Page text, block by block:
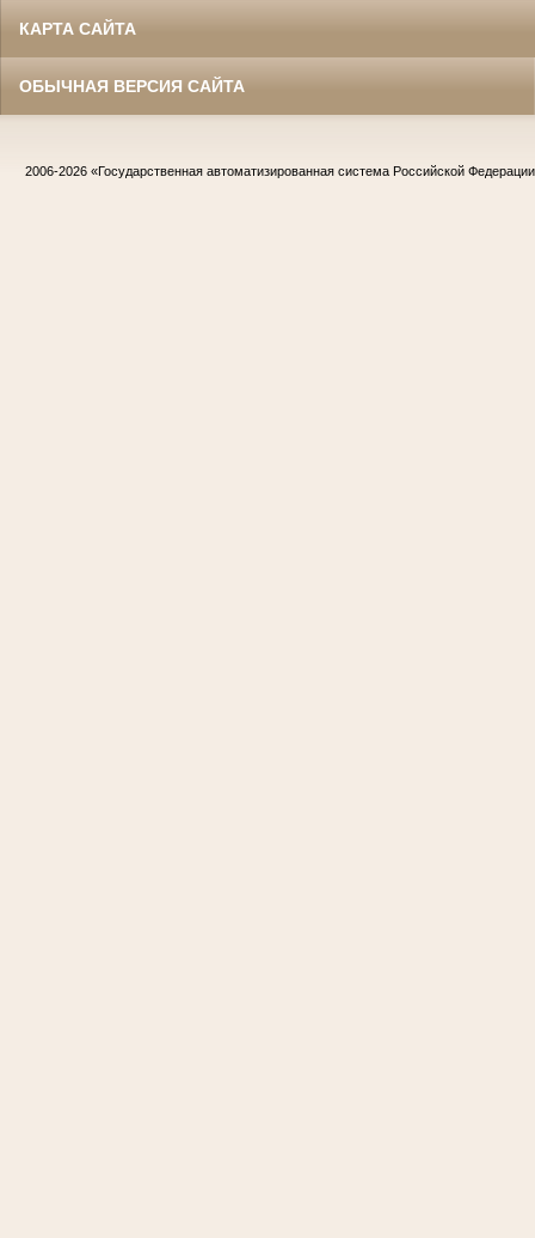
КАРТА САЙТА
ОБЫЧНАЯ ВЕРСИЯ САЙТА
2006-2026 «Государственная автоматизированная система Российской